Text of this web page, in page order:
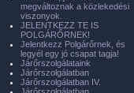
megváltoznak a közlekedési
viszonyok.
JELENTKEZZ TE IS
POLGÁRŐRNEK!
Jelentkezz Polgárőrnek, és
legyél egy jó csapat tagja!
Járőrszolgálataink
Járőrszolgálatban
Járőrszolgálatban IV.